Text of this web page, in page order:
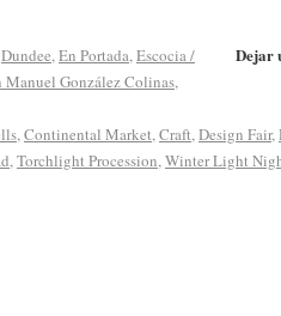
Dejar
Dundee,En Portada,Escocia /
Manuel González Colinas,
,Continental Market,Craft,Design Fair,
,Torchlight Procession,Winter Light